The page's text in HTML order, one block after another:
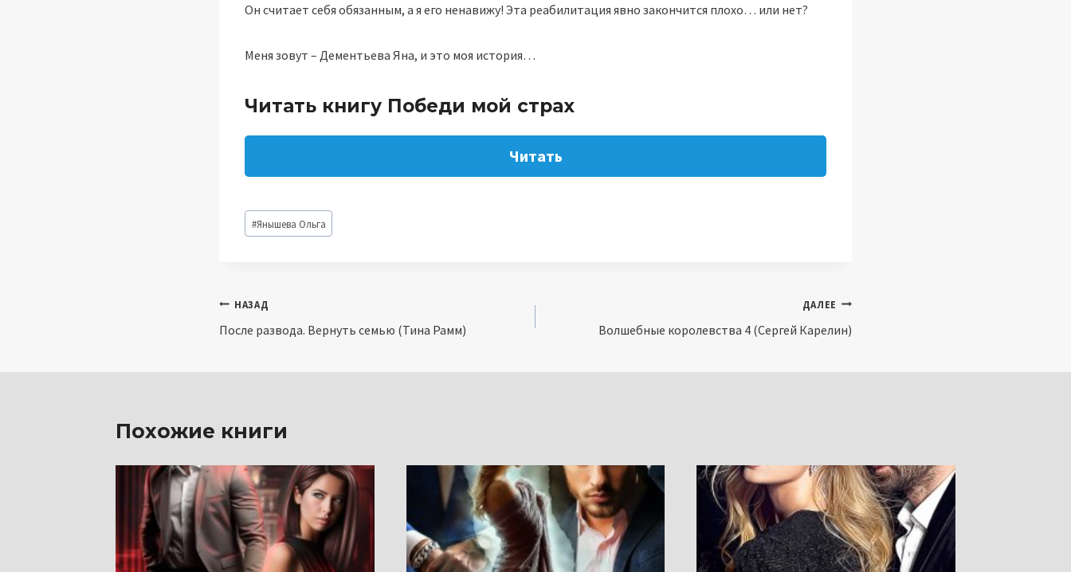
Он считает себя обязанным, а я его ненавижу! Эта реабилитация явно закончится плохо… или нет?
Меня зовут – Дементьева Яна, и это моя история…
Читать книгу Победи мой страх
Читать
Метки
записи:
#Янышева Ольга
Навигация
по
НАЗАД
После развода. Вернуть семью (Тина Рамм)
ДАЛЕЕ
Волшебные королевства 4 (Сергей Карелин)
Похожие книги